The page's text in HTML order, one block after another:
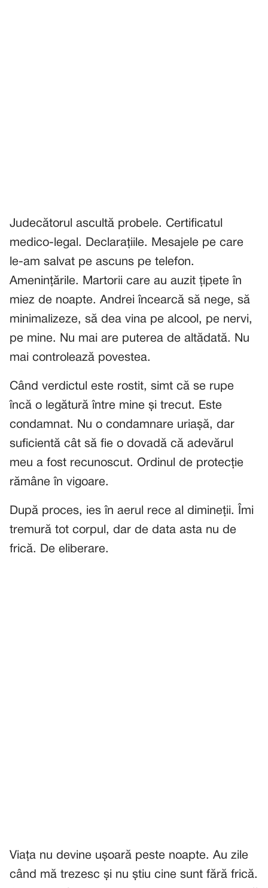
Judecătorul ascultă probele. Certificatul
medico-legal. Declarațiile. Mesajele pe care
le-am salvat pe ascuns pe telefon.
Amenințările. Martorii care au auzit țipete în
miez de noapte. Andrei încearcă să nege, să
minimalizeze, să dea vina pe alcool, pe nervi,
pe mine. Nu mai are puterea de altădată. Nu
mai controlează povestea.
Când verdictul este rostit, simt că se rupe
încă o legătură între mine și trecut. Este
condamnat. Nu o condamnare uriașă, dar
suficientă cât să fie o dovadă că adevărul
meu a fost recunoscut. Ordinul de protecție
rămâne în vigoare.
După proces, ies în aerul rece al dimineții. Îmi
tremură tot corpul, dar de data asta nu de
frică. De eliberare.
Viața nu devine ușoară peste noapte. Au zile
când mă trezesc și nu știu cine sunt fără frică.